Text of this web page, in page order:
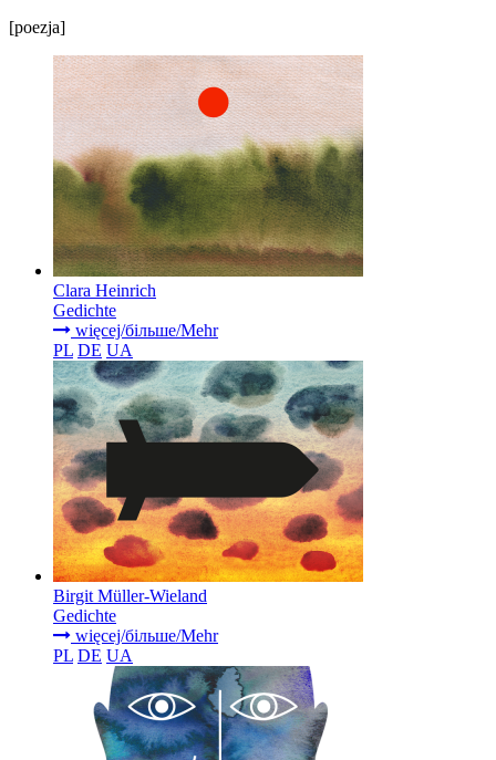
[poezja]
Clara Heinrich
Gedichte
więcej/більше/Mehr
PL DE UA
Birgit Müller-Wieland
Gedichte
więcej/більше/Mehr
PL DE UA